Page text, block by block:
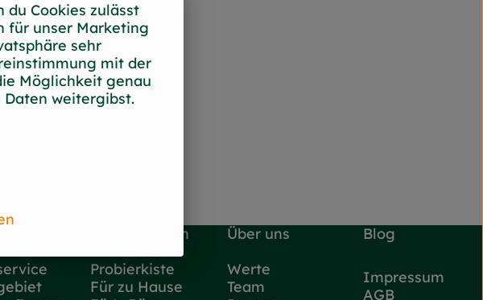
Unsere Kisten
Probierkiste
Für zu Hause
Über uns
Werte
Team
Blog
Impressum
AGB
du Cookies zulässt
für unser Marketing
sehr
mit der
Möglichkeit genau
weitergibst.